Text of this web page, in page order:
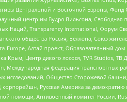
Центральной и Восточной Европы, Фонд
центр им Вудро Вильсона, Свободная
Наций, Transparеncy International, Форум
общества Россия, Беллона, Союз
Алтай проект, Образовательный
Крым, Центр дикого лосося, TVR Studios,
Международная федерация транспортных
Общество Сторожевой
Русская Америка за
помощи, Антивоенный комитет России,